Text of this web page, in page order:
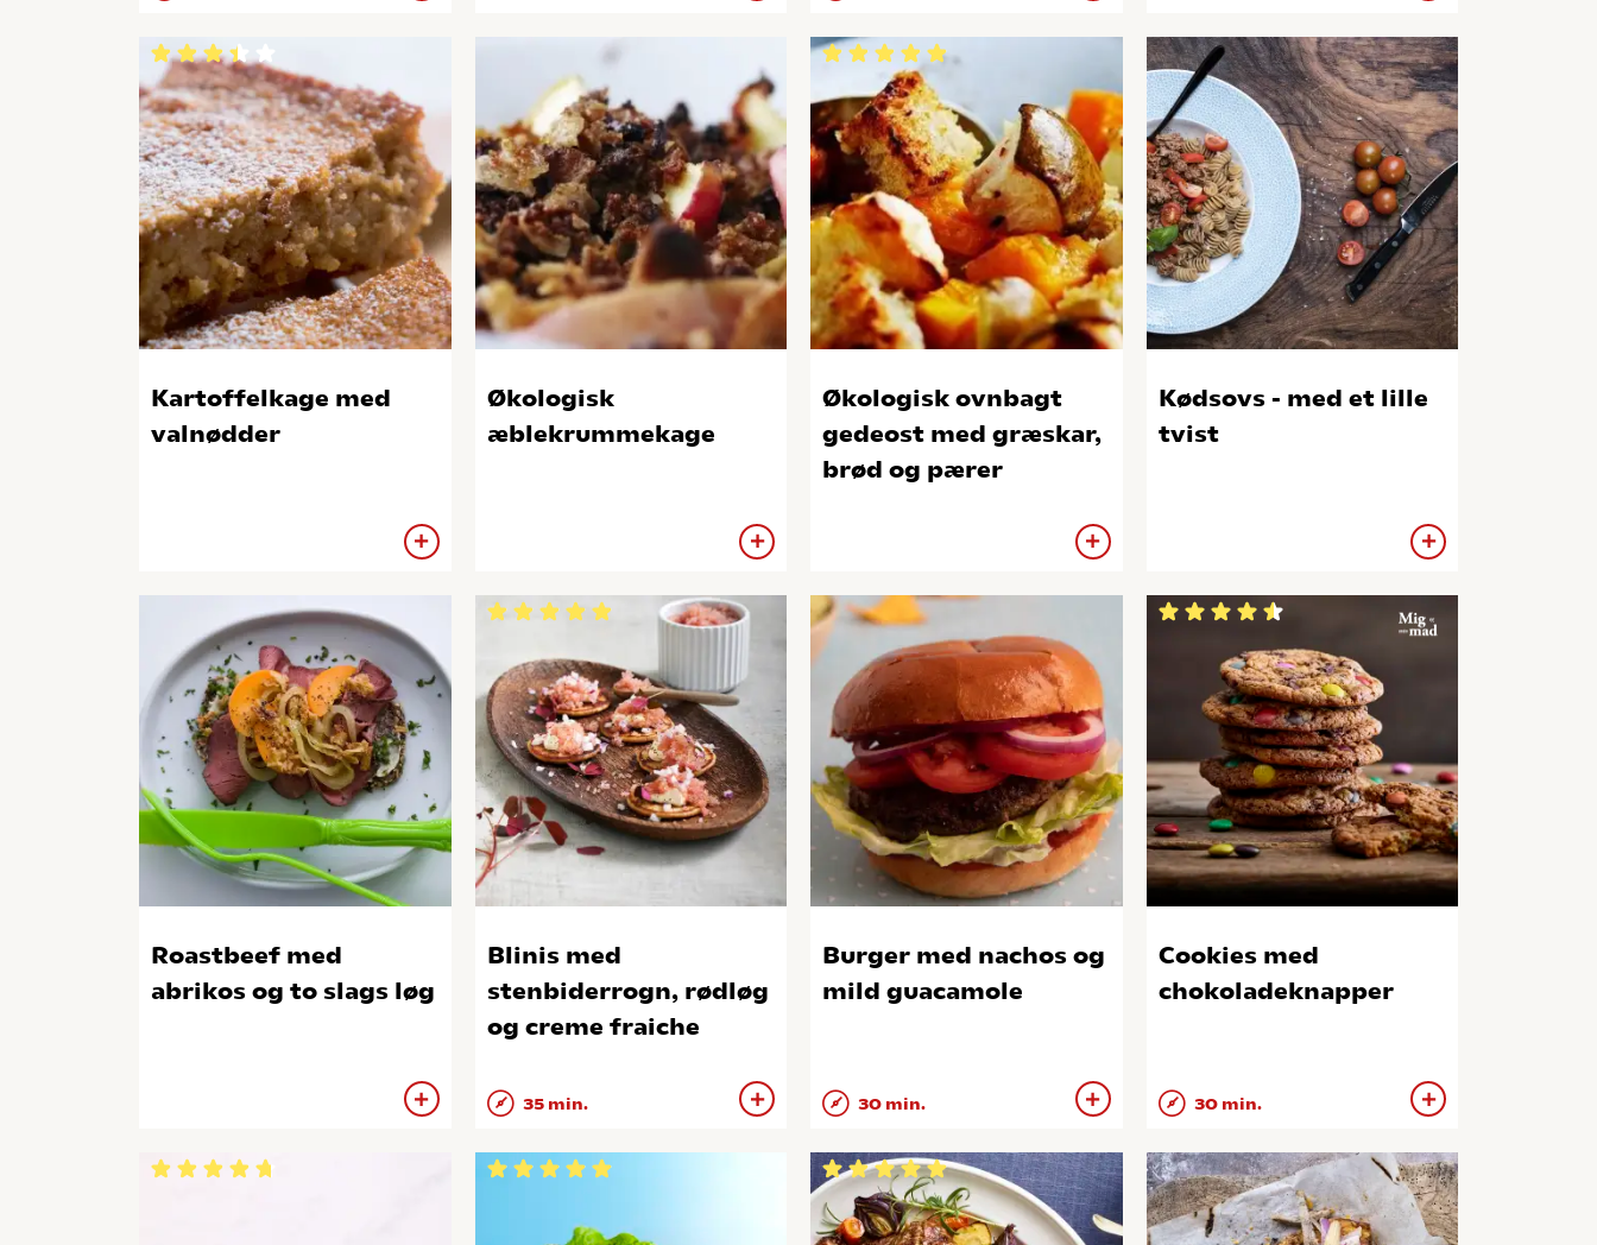
Kartoffelkage med
valnødder
Økologisk
æblekrummekage
Økologisk ovnbagt
gedeost med græskar,
brød og pærer
Kødsovs - med et lille
tvist
Roastbeef med
abrikos og to slags løg
Blinis med
stenbiderrogn, rødløg
og creme fraiche
35 min.
Burger med nachos og
mild guacamole
30 min.
Cookies med
chokoladeknapper
30 min.